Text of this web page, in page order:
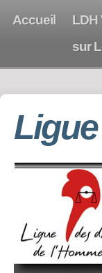
Accueil
LDH
sur